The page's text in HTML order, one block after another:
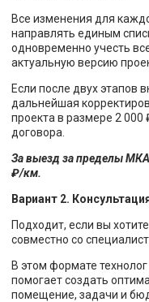
Все изменения для
направлять единым
одновременно учесть
актуальную версию
Если после двух этапов
дальнейшая
проекта в размере 2 000
договора.
За выезд за пределы
₽/км.
Вариант 2.
Подходит, если вы
совместно со
В этом формате
помогает создать
помещение, задачи и